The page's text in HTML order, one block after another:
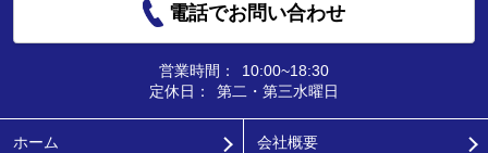
電話でお問い合わせ
営業時間：
10:00~18:30
定休日：
第二・第三水曜日
ホーム 会社概要